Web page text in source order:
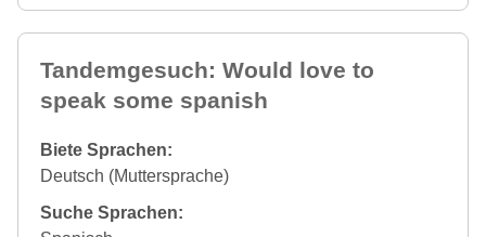
Tandemgesuch: Would love to
speak some spanish
Biete Sprachen:
Deutsch (Muttersprache)
Suche Sprachen: